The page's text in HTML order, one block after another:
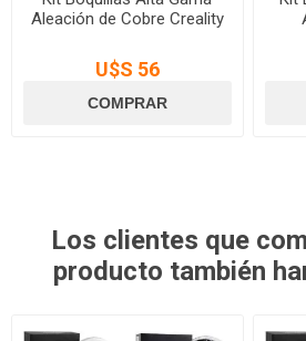
Aleación de Cobre Creality
U$S 56
Los clientes que
producto también